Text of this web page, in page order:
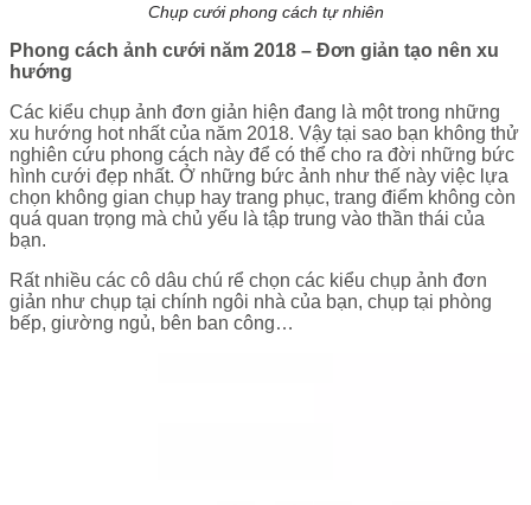
Chụp cưới phong cách tự nhiên
Phong cách ảnh cưới năm 2018 – Đơn giản tạo nên xu
hướng
Các kiểu chụp ảnh đơn giản hiện đang là một trong những
xu hướng hot nhất của năm 2018. Vậy tại sao bạn không thử
nghiên cứu phong cách này để có thể cho ra đời những bức
hình cưới đẹp nhất. Ở những bức ảnh như thế này việc lựa
chọn không gian chụp hay trang phục, trang điểm không còn
quá quan trọng mà chủ yếu là tập trung vào thần thái của
bạn.
Rất nhiều các cô dâu chú rể chọn các kiểu chụp ảnh đơn
giản như chụp tại chính ngôi nhà của bạn, chụp tại phòng
bếp, giường ngủ, bên ban công…